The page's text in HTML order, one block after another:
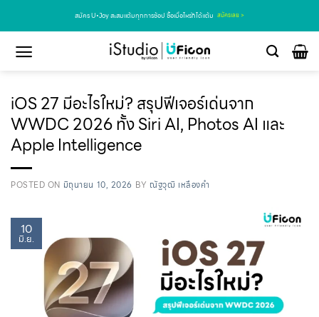
สมัคร U•Joy สะสมแต้มทุกการช้อป ซื้อเมื่อไหร่ก็ได้แต้ม สมัครเลย >
iOS 27 มีอะไรใหม่? สรุปฟีเจอร์เด่นจาก
WWDC 2026 ทั้ง Siri AI, Photos AI และ
Apple Intelligence
POSTED ON มิถุนายน 10, 2026 BY ณัฐวุฒิ เหลืองคำ
10
มิ.ย.